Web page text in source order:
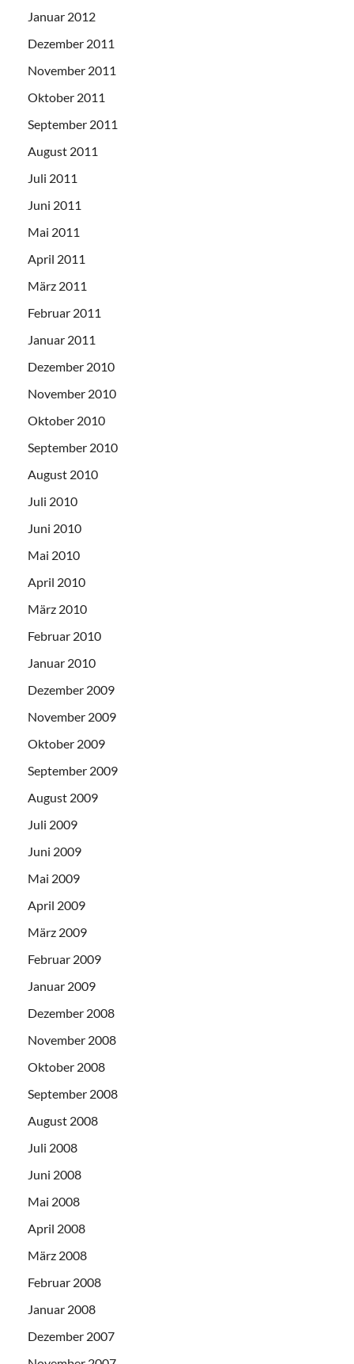
Januar 2012
Dezember 2011
November 2011
Oktober 2011
September 2011
August 2011
Juli 2011
Juni 2011
Mai 2011
April 2011
März 2011
Februar 2011
Januar 2011
Dezember 2010
November 2010
Oktober 2010
September 2010
August 2010
Juli 2010
Juni 2010
Mai 2010
April 2010
März 2010
Februar 2010
Januar 2010
Dezember 2009
November 2009
Oktober 2009
September 2009
August 2009
Juli 2009
Juni 2009
Mai 2009
April 2009
März 2009
Februar 2009
Januar 2009
Dezember 2008
November 2008
Oktober 2008
September 2008
August 2008
Juli 2008
Juni 2008
Mai 2008
April 2008
März 2008
Februar 2008
Januar 2008
Dezember 2007